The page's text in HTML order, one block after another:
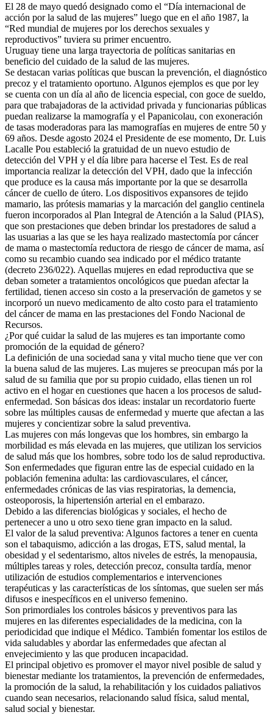
El 28 de mayo quedó designado como el “Día internacional de
acción por la salud de las mujeres” luego que en el año 1987, la
“Red mundial de mujeres por los derechos sexuales y
reproductivos” tuviera su primer encuentro.
Uruguay tiene una larga trayectoria de políticas sanitarias en
beneficio del cuidado de la salud de las mujeres.
Se destacan varias políticas que buscan la prevención, el diagnóstico
precoz y el tratamiento oportuno. Algunos ejemplos es que por ley
se cuenta con un día al año de licencia especial, con goce de sueldo,
para que trabajadoras de la actividad privada y funcionarias públicas
puedan realizarse la mamografía y el Papanicolau, con exoneración
de tasas moderadoras para las mamografías en mujeres de entre 50 y
69 años. Desde agosto 2024 el Presidente de ese momento, Dr. Luis
Lacalle Pou estableció la gratuidad de un nuevo estudio de
detección del VPH y el día libre para hacerse el Test. Es de real
importancia realizar la detección del VPH, dado que la infección
que produce es la causa más importante por la que se desarrolla
cáncer de cuello de útero. Los dispositivos expansores de tejido
mamario, las prótesis mamarias y la marcación del ganglio centinela
fueron incorporados al Plan Integral de Atención a la Salud (PIAS),
que son prestaciones que deben brindar los prestadores de salud a
las usuarias a las que se les haya realizado mastectomía por cáncer
de mama o mastectomía reductora de riesgo de cáncer de mama, así
como su recambio cuando sea indicado por el médico tratante
(decreto 236/022). Aquellas mujeres en edad reproductiva que se
deban someter a tratamientos oncológicos que puedan afectar la
fertilidad, tienen acceso sin costo a la preservación de gametos y se
incorporó un nuevo medicamento de alto costo para el tratamiento
del cáncer de mama en las prestaciones del Fondo Nacional de
Recursos.
¿Por qué cuidar la salud de las mujeres es tan importante como
promoción de la equidad de género?
La definición de una sociedad sana y vital mucho tiene que ver con
la buena salud de las mujeres. Las mujeres se preocupan más por la
salud de su familia que por su propio cuidado, ellas tienen un rol
activo en el hogar en cuestiones que hacen a los procesos de salud-
enfermedad. Son básicas dos ideas: instalar un recordatorio fuerte
sobre las múltiples causas de enfermedad y muerte que afectan a las
mujeres y concientizar sobre la salud preventiva.
Las mujeres con más longevas que los hombres, sin embargo la
morbilidad es más elevada en las mujeres, que utilizan los servicios
de salud más que los hombres, sobre todo los de salud reproductiva.
Son enfermedades que figuran entre las de especial cuidado en la
población femenina adulta: las cardiovasculares, el cáncer,
enfermedades crónicas de las vias respiratorias, la demencia,
osteoporosis, la hipertensión arterial en el embarazo.
Debido a las diferencias biológicas y sociales, el hecho de
pertenecer a uno u otro sexo tiene gran impacto en la salud.
El valor de la salud preventiva: Algunos factores a tener en cuenta
son el tabaquismo, adicción a las drogas, ETS, salud mental, la
obesidad y el sedentarismo, altos niveles de estrés, la menopausia,
múltiples tareas y roles, detección precoz, consulta tardía, menor
utilización de estudios complementarios e intervenciones
terapéuticas y las características de los síntomas, que suelen ser más
difusos e inespecíficos en el universo femenino.
Son primordiales los controles básicos y preventivos para las
mujeres en las diferentes especialidades de la medicina, con la
periodicidad que indique el Médico. También fomentar los estilos de
vida saludables y abordar las enfermedades que afectan al
envejecimiento y las que producen incapacidad.
El principal objetivo es promover el mayor nivel posible de salud y
bienestar mediante los tratamientos, la prevención de enfermedades,
la promoción de la salud, la rehabilitación y los cuidados paliativos
cuando sean necesarios, relacionando salud física, salud mental,
salud social y bienestar.